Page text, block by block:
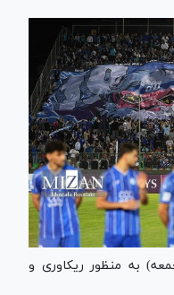
به منظور ریکاوری و